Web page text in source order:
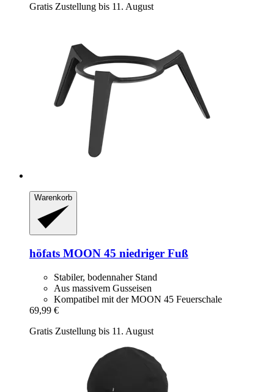
Gratis Zustellung bis 11. August
Warenkorb
höfats MOON 45 niedriger Fuß
Stabiler, bodennaher Stand
Aus massivem Gusseisen
Kompatibel mit der MOON 45 Feuerschale
69,99 €
Gratis Zustellung bis 11. August